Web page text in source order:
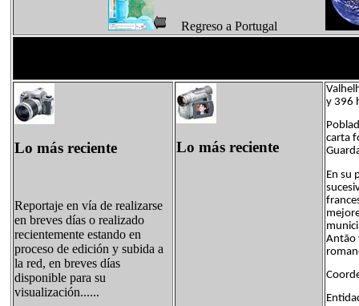
Regreso a Portugal
Lo más reciente
Reportaje en vía de realizarse
en breves días o realizado
recientemente estando en
proceso de edición y subida a
la red, en breves días
disponible para su
visualización......
Lo más reciente
y 396
carta
En su
Antão